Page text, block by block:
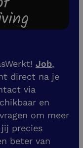
Job,
direct na je
via
en
om meer
precies
beter van